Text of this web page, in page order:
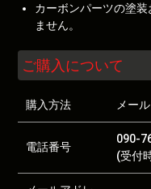
カーボンパーツの塗
ません。
ご購入について
購入方法 メー
電話番号
090-
(受付